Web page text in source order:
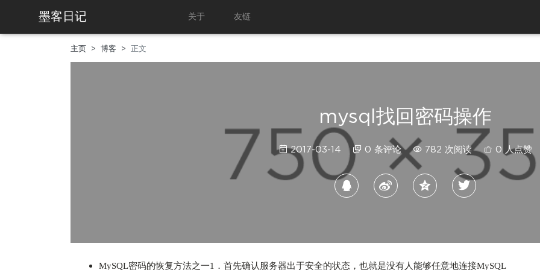
墨客日记 关于 友链
主页 博客 正文
mysql找回密码操作
2017-03-14 0 条评论 782 次阅读 0 人点赞
MySQL密码的恢复方法之一1．首先确认服务器出于安全的状态，也就是没有人能够任意地连接MySQL